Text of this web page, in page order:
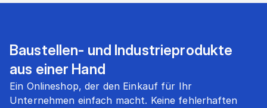
Baustellen- und Industrieprodukte
aus einer Hand
Ein Onlineshop, der den Einkauf für Ihr
Unternehmen einfach macht. Keine fehlerhaften